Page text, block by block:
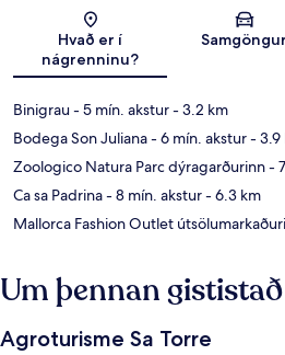
Hvað er í
nágrenninu?
Samgöngur
Binigrau- 5 mín. akstur- 3.2 km
Bodega Son Juliana- 6 mín. akstur- 3.9
Zoologico Natura Parc dýragarðurinn-
Ca sa Padrina- 8 mín. akstur- 6.3 km
Mallorca Fashion Outlet
Um þennan gististað
Agroturisme Sa Torre